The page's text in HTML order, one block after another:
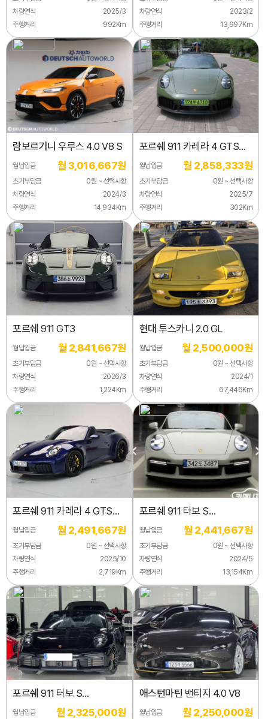
차량연식
2025/3
주행거리
992Km
차량연식
2023/2
주행거리
13,997Km
람보르기니 우루스 4.0 V8 S
월납입금 월 3,016,667원
초기부담금
0원 ~ 선택사항
차량연식
2024/3
주행거리
14,934Km
포르쉐 911 카레라 4 GTS
카브리올레
월납입금 월 2,858,333원
초기부담금
0원 ~ 선택사항
차량연식
2025/7
주행거리
302Km
포르쉐 911 GT3
월납입금 월 2,841,667원
초기부담금
0원 ~ 선택사항
차량연식
2026/3
주행거리
1,224Km
현대 투스카니 2.0 GL
월납입금 월 2,500,000원
초기부담금
0원 ~ 선택사항
차량연식
2024/1
주행거리
67,446Km
포르쉐 911 카레라 4 GTS
카브리올레
월납입금 월 2,491,667원
초기부담금
0원 ~ 선택사항
차량연식
2025/10
주행거리
2,719Km
포르쉐 911 터보 S
카브리올레
월납입금 월 2,441,667원
초기부담금
0원 ~ 선택사항
차량연식
2024/5
주행거리
13,154Km
포르쉐 911 터보 S
카브리올레
월납입금 월 2,325,000원
애스턴마틴 밴티지 4.0 V8
월납입금 월 2,250,000원